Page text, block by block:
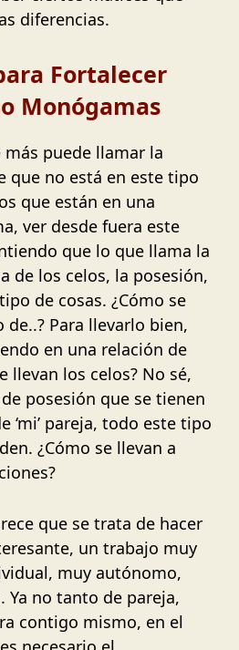
diferencias.
Fortalecer
Monógamas
más puede llamar la
que no está en este tipo
que están en una
ver desde fuera este
que lo que llama la
de los celos, la posesión,
de cosas. ¿Cómo se
Para llevarlo bien,
en una relación de
llevan los celos? No sé,
posesión que se tienen
‘mi’ pareja, todo este tipo
¿Cómo se llevan a
que se trata de hacer
un trabajo muy
muy autónomo,
Ya no tanto de pareja,
contigo mismo, en el